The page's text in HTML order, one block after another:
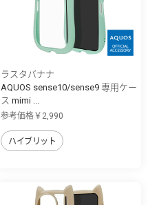
ラスタバナナ
AQUOS sense10/sense9 専用ケー
ス mimi ...
参考価格￥2,990
ハイブリット